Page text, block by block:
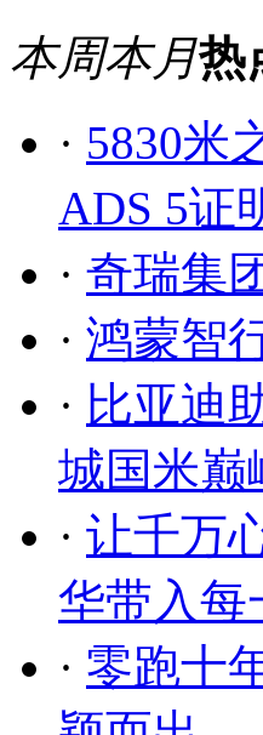
本周本月热
· 5830米
ADS 5证
· 奇瑞集
· 鸿蒙智
· 比亚迪
城国米巅
· 让千万
华带入每
· 零跑十